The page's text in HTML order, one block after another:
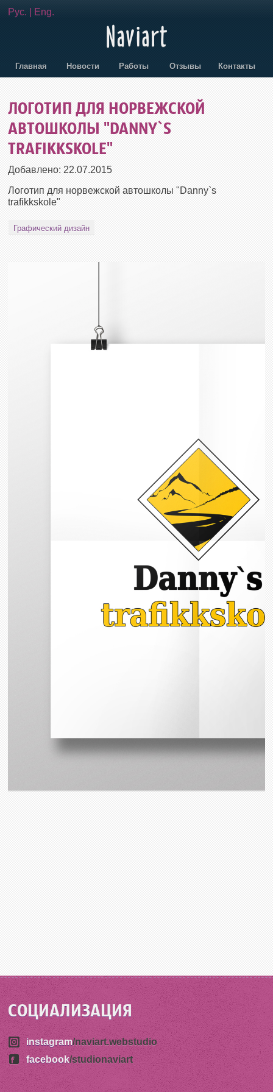
Рус. Eng.
Главная Новости Работы Отзывы Контакты
ЛОГОТИП ДЛЯ НОРВЕЖСКОЙ
АВТОШКОЛЫ "DANNY`S
TRAFIKKSKOLE"
Добавлено: 22.07.2015
Логотип для норвежской автошколы "Danny`s
trafikkskole"
Графический дизайн
СОЦИАЛИЗАЦИЯ
instagram/naviart.webstudio
facebook/studionaviart